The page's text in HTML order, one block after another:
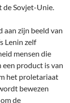
de Sovjet-Unie.
zijn beeld van
Lenin zelf
mensen die
product is van
het proletariaat
bewezen
de